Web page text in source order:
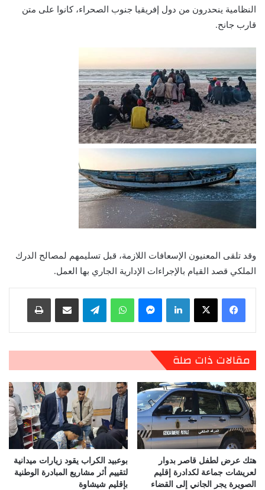
النظامية ينحدرون من دول إفريقيا جنوب الصحراء، كانوا على متن
قارب جانح.
وقد تلقى المعنيون الإسعافات اللازمة، قبل تسليمهم لمصالح الدرك
الملكي قصد القيام بالإجراءات الإدارية الجاري بها العمل.
لينكدإن ماسنجر واتساب تيلقرام مشاركة عبر البريد طباعة
مقالات ذات صلة
هتك عرض لطفل قاصر بدوار
لعريشات جماعة لكدادرة إقليم
الصويرة يجر الجاني إلى القضاء
بوعبيد الكراب يقود زيارات ميدانية
لتقييم أثر مشاريع المبادرة الوطنية
بإقليم شيشاوة